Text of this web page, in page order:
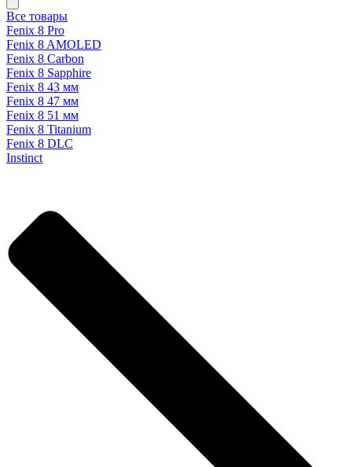
Все товары
Fenix 8 Pro
Fenix 8 AMOLED
Fenix 8 Carbon
Fenix 8 Sapphire
Fenix 8 43 мм
Fenix 8 47 мм
Fenix 8 51 мм
Fenix 8 Titanium
Fenix 8 DLC
Instinct